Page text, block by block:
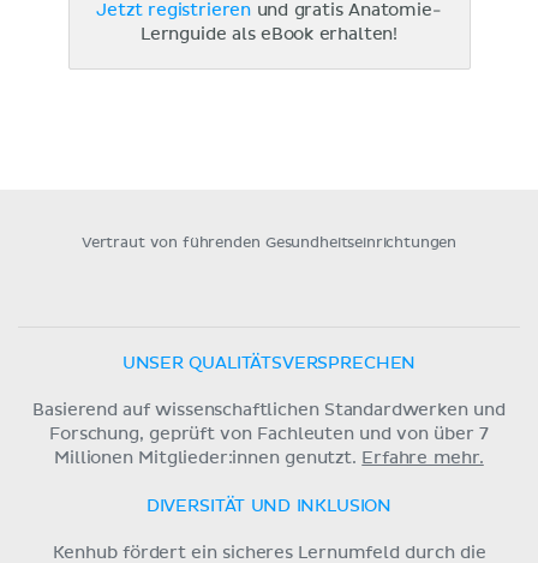
Jetzt registrieren und gratis Anatomie-
Lernguide als eBook erhalten!
Vertraut von führenden Gesundheitseinrichtungen
UNSER QUALITÄTSVERSPRECHEN
Basierend auf wissenschaftlichen Standardwerken und
Forschung, geprüft von Fachleuten und von über 7
Millionen Mitglieder:innen genutzt. Erfahre mehr.
DIVERSITÄT UND INKLUSION
Kenhub fördert ein sicheres Lernumfeld durch die